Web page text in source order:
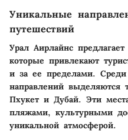
Уникальные
путешествий
Урал Аирлайнс
которые привлекают
и за ее пределами.
направлений выделяются
Пхукет и Дубай. Эти
пляжами, культурными
уникальной атмосферой.